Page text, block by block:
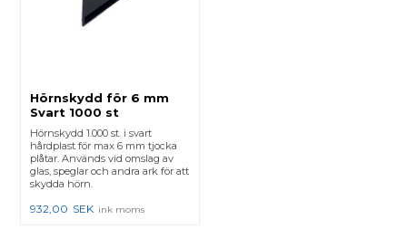
Hörnskydd för 6 mm
Svart 1000 st
Hörnskydd 1.000 st. i svart
hårdplast för max 6 mm tjocka
plåtar. Används vid omslag av
glas, speglar och andra ark för att
skydda hörn.
932,00 SEK ink moms